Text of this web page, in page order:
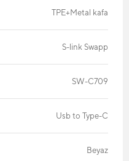
TPE+Metal kafa
S-link Swapp
SW-C709
Usb to Type-C
Beyaz